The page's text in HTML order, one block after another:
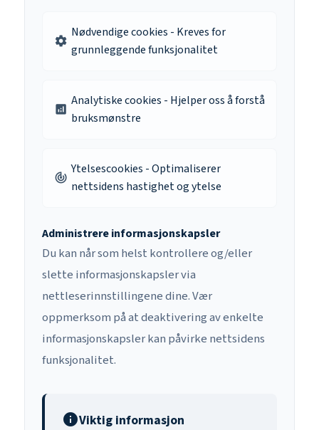
settings
Nødvendige cookies - Kreves for
grunnleggende funksjonalitet
analytics
Analytiske cookies - Hjelper oss å forstå
bruksmønstre
track_changes
Ytelsescookies - Optimaliserer
nettsidens hastighet og ytelse
Administrere informasjonskapsler
Du kan når som helst kontrollere og/eller
slette informasjonskapsler via
nettleserinnstillingene dine. Vær
oppmerksom på at deaktivering av enkelte
informasjonskapsler kan påvirke nettsidens
funksjonalitet.
infoViktig informasjon